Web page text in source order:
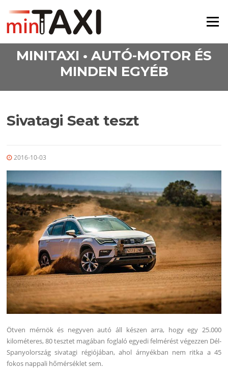
Menü
MINITAXI • AUTÓ-MOTOR ÉS
MINDEN EGYÉB
Sivatagi Seat teszt
2016-10-03
Ötven mérnök és negyven autó áll készen arra, hogy egy 25.000
kilométeres, 80 tesztet magában foglaló egyedi felmérést végezzen Dél-
Spanyolország sivatagi régiójában, ahol árnyékban nem ritka a 45
fokos nappali hőmérséklet sem.